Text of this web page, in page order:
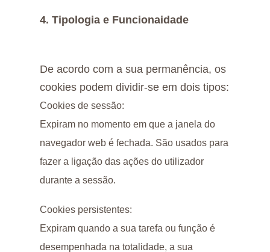
4. Tipologia e Funcionaidade
De acordo com a sua permanência, os
cookies podem dividir-se em dois tipos:
Cookies de sessão:
Expiram no momento em que a janela do
navegador web é fechada. São usados para
fazer a ligação das ações do utilizador
durante a sessão.
Cookies persistentes:
Expiram quando a sua tarefa ou função é
desempenhada na totalidade, a sua